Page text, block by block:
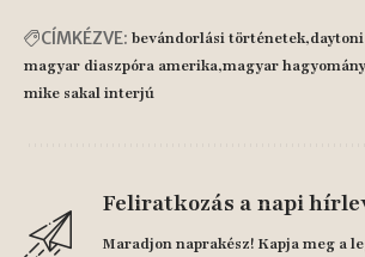
CÍMKÉZVE: bevándorlási történetek
magyar diaszpóra amerika magyar
mike sakal interjú
Feliratkozás a napi
Maradjon naprakész! Kapja meg a